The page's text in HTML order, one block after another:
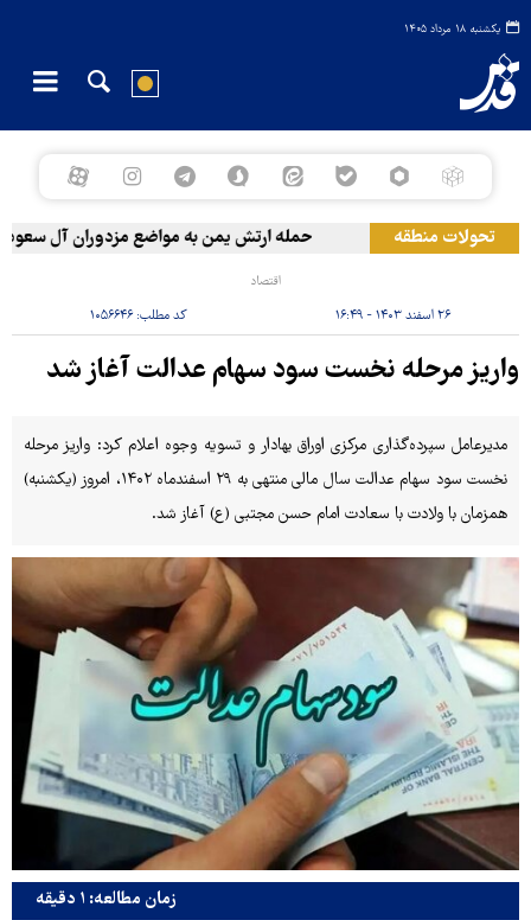
یکشنبه ۱۸ مرداد ۱۴۰۵
تحولات منطقه حمله ارتش یمن به مواضع مزدوران آل سعود
اقتصاد
۲۶ اسفند ۱۴۰۳ - ۱۶:۴۹ کد مطلب: ۱۰۵۶۶۴۶
واریز مرحله نخست سود سهام عدالت آغاز شد
مدیرعامل سپرده‌گذاری مرکزی اوراق بهادار و تسویه وجوه اعلام کرد: واریز مرحله
نخست سود سهام عدالت سال مالی منتهی به ۲۹ اسفندماه ۱۴۰۲، امروز (یکشنبه)
همزمان با ولادت با سعادت امام حسن مجتبی (ع) آغاز شد.
زمان مطالعه: ۱ دقیقه